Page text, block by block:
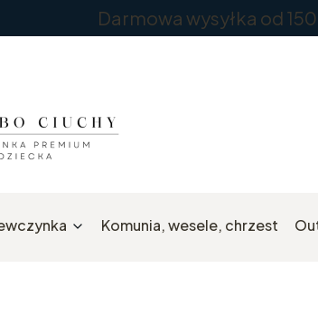
Darmowa wysyłka od 150
Komunia, wesele, chrzest